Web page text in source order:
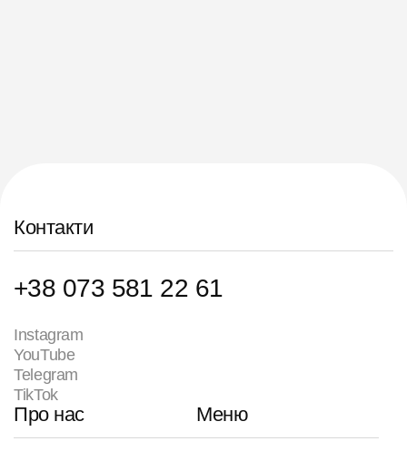
Контакти
+38 073 581 22 61
Instagram
YouTube
Telegram
TikTok
Про нас Меню